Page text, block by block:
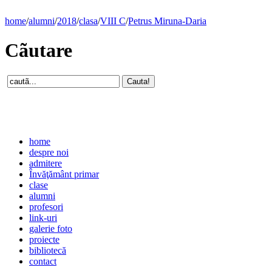
home/alumni/2018/clasa/VIII C/Petrus Miruna-Daria
Cãutare
home
despre noi
admitere
Învăţământ primar
clase
alumni
profesori
link-uri
galerie foto
proiecte
bibliotecă
contact